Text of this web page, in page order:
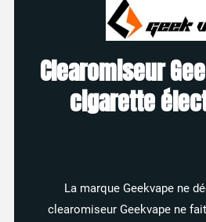
Clearomiseur
cigarette
La marque Geekvape ne
clearomiseur Geekvape ne